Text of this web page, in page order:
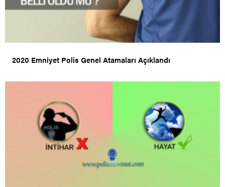
2020 Emniyet Polis Genel Atamaları Açıklandı